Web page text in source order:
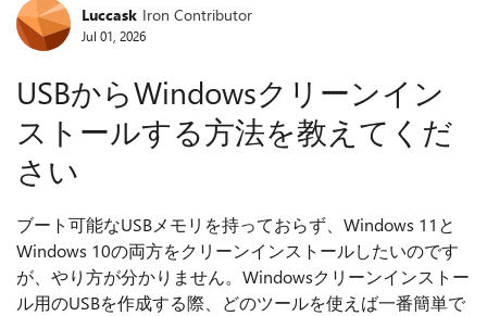
Forum Discussion
Luccask Iron Contributor
Jul 01, 2026
USBからWindowsクリーンイン
ストールする方法を教えてくだ
さい
ブート可能なUSBメモリを持っておらず、Windows 11と
Windows 10の両方をクリーンインストールしたいのです
が、やり方が分かりません。Windowsクリーンインストー
ル用のUSBを作成する際、どのツールを使えば一番簡単で